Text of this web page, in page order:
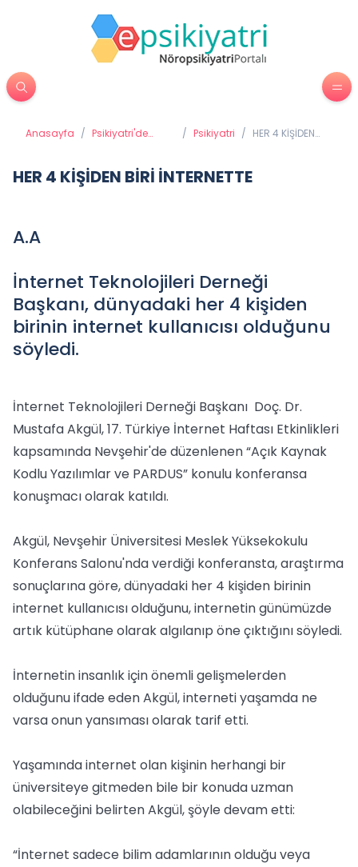
Anasayfa / Psikiyatri'de
/ Psikiyatri / HER 4 KİŞİDEN
HER 4 KİŞİDEN BİRİ İNTERNETTE
A.A
İnternet Teknolojileri Derneği
Başkanı, dünyadaki her 4 kişiden
birinin internet kullanıcısı olduğunu
söyledi.
İnternet Teknolojileri Derneği Başkanı Doç. Dr.
Mustafa Akgül, 17. Türkiye İnternet Haftası Etkinlikleri
kapsamında Nevşehir'de düzenlenen “Açık Kaynak
Kodlu Yazılımlar ve PARDUS” konulu konferansa
konuşmacı olarak katıldı.
Akgül, Nevşehir Üniversitesi Meslek Yüksekokulu
Konferans Salonu'nda verdiği konferansta, araştırma
sonuçlarına göre, dünyadaki her 4 kişiden birinin
internet kullanıcısı olduğunu, internetin günümüzde
artık kütüphane olarak algılanıp öne çıktığını söyledi.
İnternetin insanlık için önemli gelişmelerden
olduğunu ifade eden Akgül, interneti yaşamda ne
varsa onun yansıması olarak tarif etti.
Yaşamında internet olan kişinin herhangi bir
üniversiteye gitmeden bile bir konuda uzman
olabileceğini belirten Akgül, şöyle devam etti:
“İnternet sadece bilim adamlarının olduğu veya